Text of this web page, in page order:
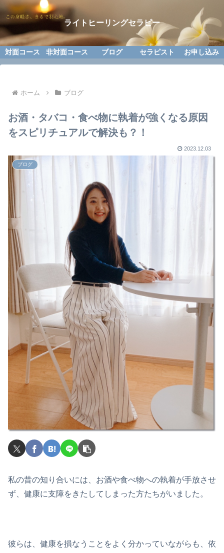
ライトヒーリングセラピー
対面コース 非対面コース ブログ セラピスト お申し込み
ホーム ブログ
お酒・タバコ・食べ物に執着が強くなる原因
をスピリチュアルで解決も？！
2023.12.03
ブログ
私の昔の知り合いには、お酒や食べ物への執着が手放させ
ず、健康に支障をきたしてしまった方たちがいました。
彼らは、健康を損なうことをよく分かっていながらも、依